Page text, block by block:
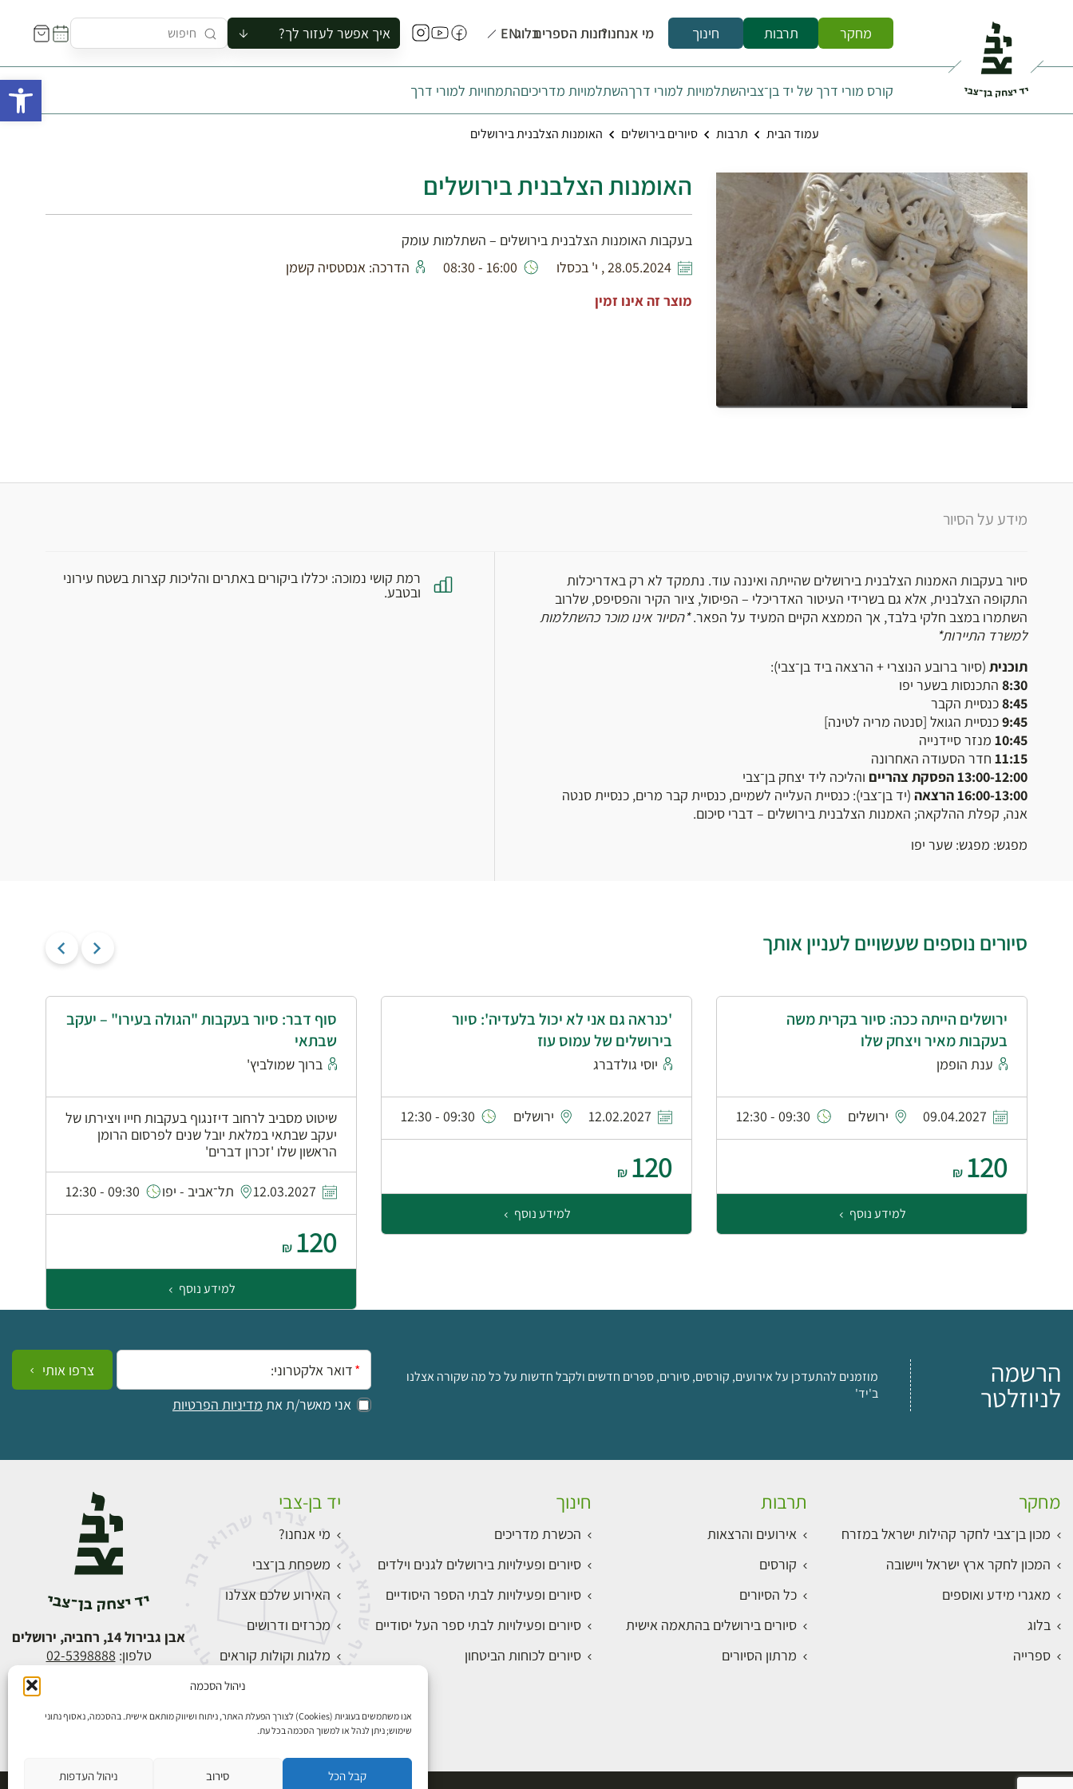
ניהול הסכמה
אנו משתמשים בעוגיות (Cookies) לצורך הפעלת האתר, ניתוח ושיווק מותאם אישית. בהסכמה, נאסוף נתוני
שימוש; ניתן לנהל או למשוך הסכמה בכל עת.
קבל הכל סירוב ניהול העדפות
מחקר תרבות חינוך מי אנחנו?חנות הספריםבלוגEN איך אפשר לעזור לך?
להזמין סיור לקבוצה
להירשם לקורס
קורס מורי דרך של יד בן־צביהשתלמויות למורי דרךהשתלמויות מדריכיםהתמחויות למורי דרך
עמוד הבית תרבות סיורים בירושלים האומנות הצלבנית בירושלים
האומנות הצלבנית בירושלים
בעקבות האומנות הצלבנית בירושלים – השתלמות עומק
28.05.2024 , י' בכסלו
16:00 - 08:30
הדרכה: אנסטסיה קשמן
מוצר זה אינו זמין
מידע על הסיור
סיור בעקבות האמנות הצלבנית בירושלים שהייתה ואיננה עוד. נתמקד לא רק באדריכלות
התקופה הצלבנית, אלא גם בשרידי העיטור האדריכלי – הפיסול, ציור הקיר והפסיפס, שלרוב
השתמרו במצב חלקי בלבד, אך הממצא הקיים המעיד על הפאר.*הסיור אינו מוכר כהשתלמות
למשרד התיירות*
תוכנית (סיור ברובע הנוצרי + הרצאה ביד בן־צבי):
8:30 התכנסות בשער יפו
8:45כנסיית הקבר
9:45כנסיית הגואל [סנטה מריה לטינה]
10:45 מנזר סיידנייה
11:15 חדר הסעודה האחרונה
13:00-12:00הפסקת צהריים והליכה ליד יצחק בן־צבי
16:00-13:00הרצאה (יד בן־צבי): כנסיית העלייה לשמיים, כנסיית קבר מרים, כנסיית סנטה
אנה, קפלת ההלקאה; האמנות הצלבנית בירושלים – דברי סיכום.
מפגש: מפגש: שער יפו
רמת קושי נמוכה: יכללו ביקורים באתרים והליכות קצרות בשטח עירוני
ובטבע.
סיורים נוספים שעשויים לעניין אותך
ירושלים הייתה ככה: סיור בקרית משה
בעקבות מאיר ויצחק שלו
ענת הופמן
09.04.2027 ירושלים 09:30 - 12:30
120
₪
למידע נוסף
'כנראה גם אני לא יכול בלעדיה': סיור
בירושלים של עמוס עוז
יוסי גולדברג
12.02.2027 ירושלים 09:30 - 12:30
120
₪
למידע נוסף
סוף דבר: סיור בעקבות "הגולה בעירו" – יעקב
שבתאי
ברוך שמולביץ'
שיטוט מסביב לרחוב דיזנגוף בעקבות חייו ויצירתו של
יעקב שבתאי במלאת יובל שנים לפרסום הרומן
הראשון שלו 'זכרון דברים'
12.03.2027 תל־אביב - יפו 09:30 - 12:30
120
₪
למידע נוסף
הרשמה
לניוזלטר
מוזמנים להתעדכן על אירועים, קורסים, סיורים, ספרים חדשים ולקבל חדשות על כל מה שקורה אצלנו
ב'יד'
אימייל:
אני מאשר/ת את מדיניות הפרטיות
צרפו אותי
מחקר
מכון בן־צבי לחקר קהילות ישראל במזרח
המכון לחקר ארץ ישראל ויישובה
מאגרי מידע ואוספים
בלוג
ספרייה
תרבות
אירועים והרצאות
קורסים
כל הסיורים
סיורים בירושלים בהתאמה אישית
מרתון הסיורים
חינוך
הכשרת מדריכים
סיורים ופעילויות בירושלים לגנים וילדים
סיורים ופעילויות לבתי הספר היסודיים
סיורים ופעילויות לבתי ספר העל יסודיים
סיורים לכוחות הביטחון
יד בן-צבי
מי אנחנו?
משפחת בן־צבי
האירוע שלכם אצלנו
מכרזים ודרושים
מלגות וקולות קוראים
התחברות
אבן גבירול 14, רחביה, ירושלים
טלפון: 02-5398888